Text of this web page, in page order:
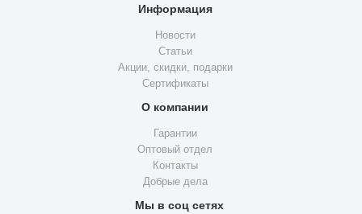
Информация
Новости
Статьи
Акции, скидки, подарки
Сертификаты
О компании
Гарантии
Оптовый отдел
Контакты
Добрые дела
Мы в соц сетях